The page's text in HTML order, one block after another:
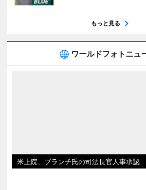
もっと見る
ワールドフォトニュ
米上院、ブランチ氏の司法長官人事承認